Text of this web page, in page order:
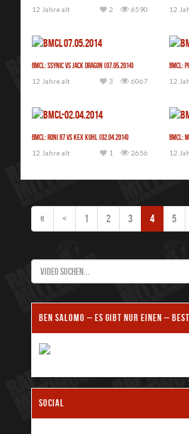
12 Jahre alt
6590
2
12
BMCL: Ssynic vs Jack Dragon (07.05.2014)
12 Jahre alt
6067
3
BMCL:
12
BMCL: Roni 87 vs Kex Kuhl (02.04.2014)
12 Jahre alt
2656
1
BMCL:
12
« < 1 2 3 4 5
BEN SALOMO – ES GIBT NUR EINEN –
SOCIAL